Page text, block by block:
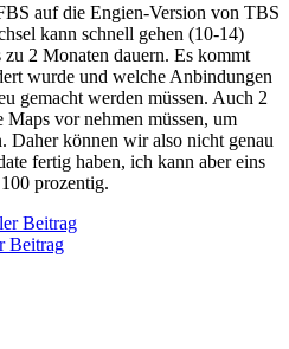
auf die Engien-Version von TBS
kann schnell gehen (10-14)
zu 2 Monaten dauern. Es kommt
wurde und welche Anbindungen
gemacht werden müssen. Auch 2
vor nehmen müssen, um
Daher können wir also nicht genau
fertig haben, ich kann aber eins
prozentig.
Beitrag
Beitrag